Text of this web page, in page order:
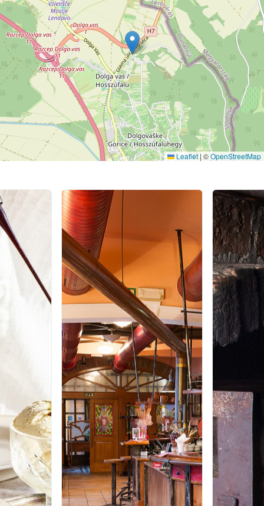
Leaflet | ©OpenStreetMap